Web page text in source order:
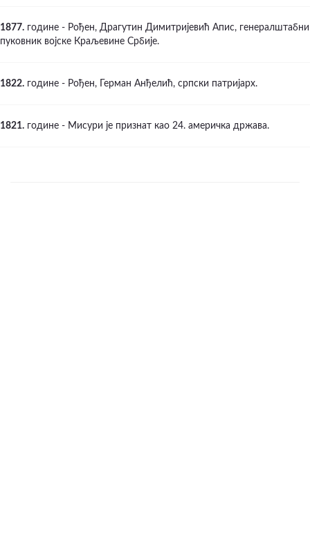
1877. године - Рођен, Драгутин Димитријевић Апис, генералштабни
пуковник војске Краљевине Србије.
1822. године - Рођен, Герман Анђелић, српски патријарх.
1821. године - Мисури је признат као 24. америчка држава.